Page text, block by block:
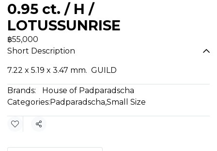
0.95 ct. / H /
LOTUSSUNRISE
฿55,000
Short Description
7.22 x 5.19 x 3.47 mm. GUILD
Brands:
House of Padparadscha
Categories:Padparadscha,Small Size
Share